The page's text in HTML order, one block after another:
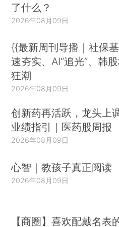
了什么？
2026年08月09日
{{最新周刊导播｜社保
速夯实、AI“追光”、韩
狂潮
2026年08月09日
创新药再活跃，龙头上
业绩指引｜医药股周报
2026年08月09日
心智｜教孩子真正阅读
2026年08月09日
【商圈】喜欢配戴名表